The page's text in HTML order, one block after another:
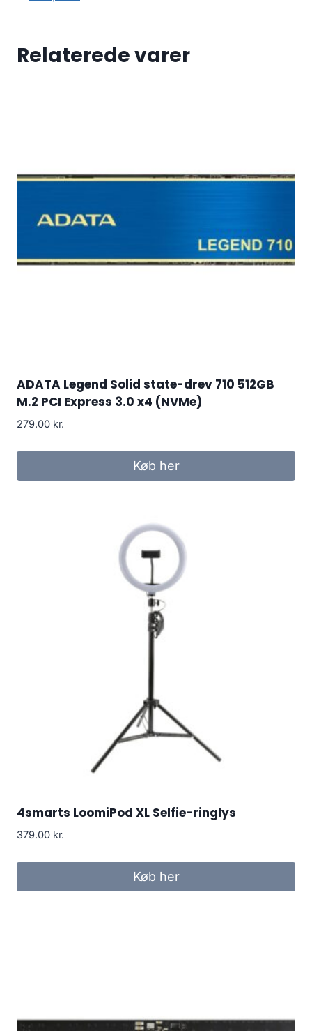
Relaterede varer
ADATA Legend Solid state-drev 710 512GB
M.2 PCI Express 3.0 x4 (NVMe)
279.00 kr.
Køb her
4smarts LoomiPod XL Selfie-ringlys
379.00 kr.
Køb her